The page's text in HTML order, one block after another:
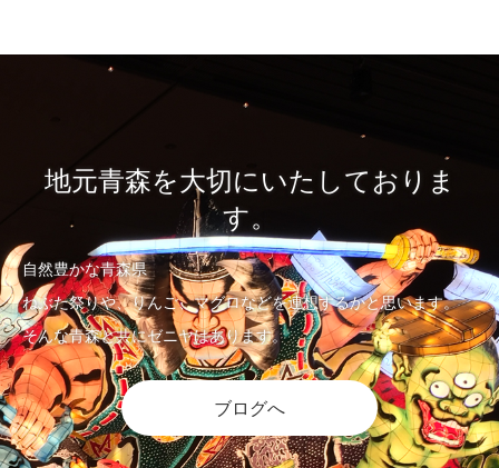
地元青森を大切にいたしておりま
す。
自然豊かな青森県
ねぶた祭りや、りんご、マグロなどを連想するかと思います。
そんな青森と共にゼニヤはあります。
ブログへ